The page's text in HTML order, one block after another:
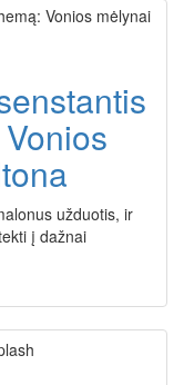
užduotis, ir
į dažnai